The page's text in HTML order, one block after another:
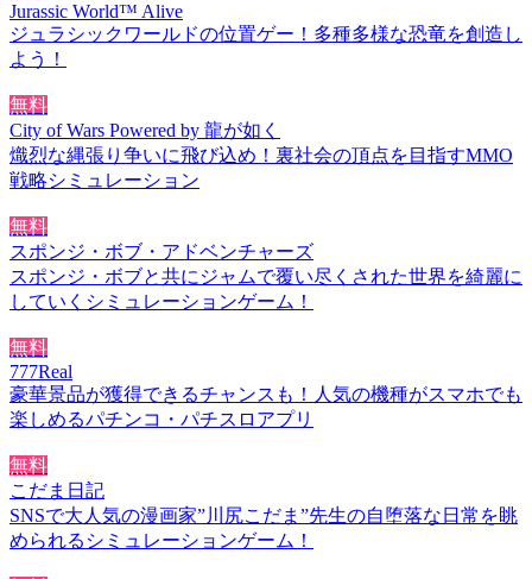
Jurassic World™ Alive
ジュラシックワールドの位置ゲー！多種多様な恐竜を創造し
よう！
無料
City of Wars Powered by 龍が如く
熾烈な縄張り争いに飛び込め！裏社会の頂点を目指すMMO
戦略シミュレーション
無料
スポンジ・ボブ・アドベンチャーズ
スポンジ・ボブと共にジャムで覆い尽くされた世界を綺麗に
していくシミュレーションゲーム！
無料
777Real
豪華景品が獲得できるチャンスも！人気の機種がスマホでも
楽しめるパチンコ・パチスロアプリ
無料
こだま日記
SNSで大人気の漫画家”川尻こだま”先生の自堕落な日常を眺
められるシミュレーションゲーム！